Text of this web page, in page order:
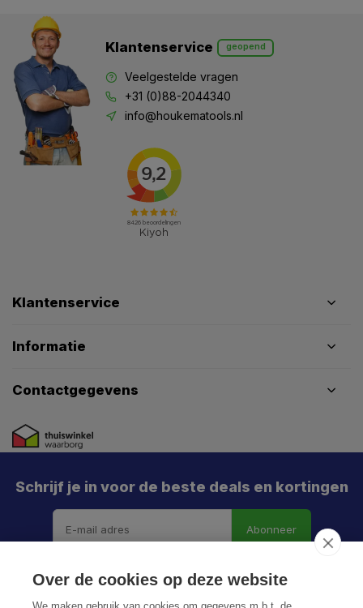
Klantenservice geopend
Veelgestelde vragen
+31 (0)88-2044340
info@houkematools.nl
Klantenservice
Informatie
Contactgegevens
Schrijf je in voor de beste deals en kortingen
Abonneer
Over de cookies op deze website